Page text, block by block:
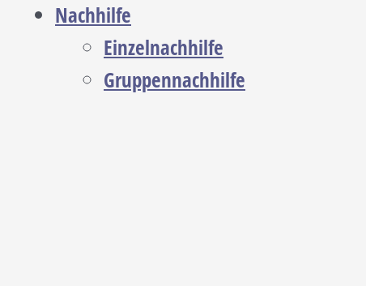
Nachhilfe
Einzelnachhilfe
Gruppennachhilfe